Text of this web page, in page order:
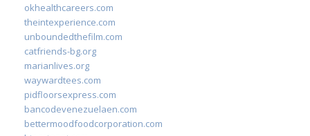
okhealthcareers.com
theintexperience.com
unboundedthefilm.com
catfriends-bg.org
marianlives.org
waywardtees.com
pidfloorsexpress.com
bancodevenezuelaen.com
bettermoodfoodcorporation.com